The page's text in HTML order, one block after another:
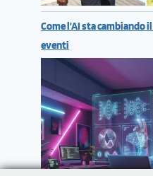
Come l’AI sta cambiando
eventi